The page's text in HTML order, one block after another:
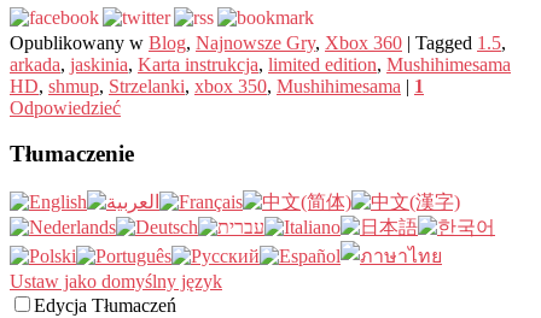
Opublikowany w Blog, Najnowsze Gry, Xbox 360 | Tagged 1.5,
arkada, jaskinia, Karta instrukcja, limited edition, Mushihimesama
HD, shmup, Strzelanki, xbox 350, Mushihimesama | 1
Odpowiedzieć
Tłumaczenie
Ustaw jako domyślny język
Edycja Tłumaczeń